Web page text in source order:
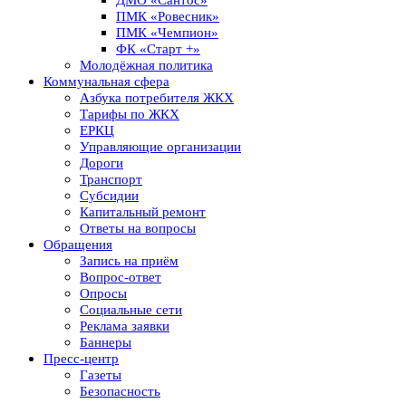
ПМК «Ровесник»
ПМК «Чемпион»
ФК «Старт +»
Молодёжная политика
Коммунальная сфера
Азбука потребителя ЖКХ
Тарифы по ЖКХ
ЕРКЦ
Управляющие организации
Дороги
Транспорт
Субсидии
Капитальный ремонт
Ответы на вопросы
Обращения
Запись на приём
Вопрос-ответ
Опросы
Социальные сети
Реклама заявки
Баннеры
Пресс-центр
Газеты
Безопасность